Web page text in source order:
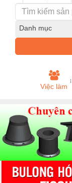
Danh mục
Việc làm